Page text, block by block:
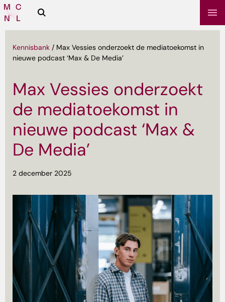
Media
Campus
Zoeken
Kennisbank / Max Vessies onderzoekt de mediatoekomst in
nieuwe podcast ‘Max & De Media’
Max Vessies onderzoekt
de mediatoekomst in
nieuwe podcast ‘Max &
De Media’
2 december 2025